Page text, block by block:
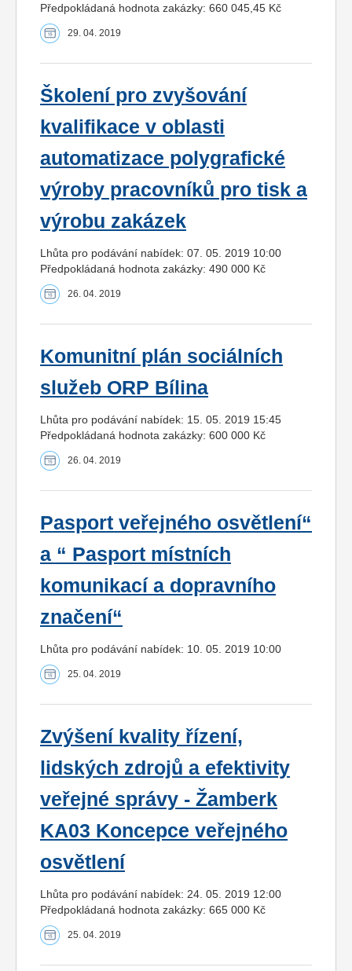
Předpokládaná hodnota zakázky: 660 045,45 Kč
29. 04. 2019
Školení pro zvyšování
kvalifikace v oblasti
automatizace polygrafické
výroby pracovníků pro tisk a
výrobu zakázek
Lhůta pro podávání nabídek: 07. 05. 2019 10:00
Předpokládaná hodnota zakázky: 490 000 Kč
26. 04. 2019
Komunitní plán sociálních
služeb ORP Bílina
Lhůta pro podávání nabídek: 15. 05. 2019 15:45
Předpokládaná hodnota zakázky: 600 000 Kč
26. 04. 2019
Pasport veřejného osvětlení“
a “ Pasport místních
komunikací a dopravního
značení“
Lhůta pro podávání nabídek: 10. 05. 2019 10:00
25. 04. 2019
Zvýšení kvality řízení,
lidských zdrojů a efektivity
veřejné správy - Žamberk
KA03 Koncepce veřejného
osvětlení
Lhůta pro podávání nabídek: 24. 05. 2019 12:00
Předpokládaná hodnota zakázky: 665 000 Kč
25. 04. 2019